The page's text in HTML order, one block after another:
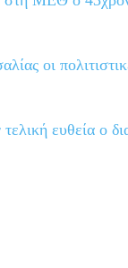
οι
ευθεία o